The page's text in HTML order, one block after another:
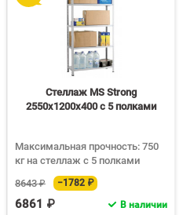
Стеллаж MS Strong
2550х1200х400 c 5 полками
Максимальная прочность: 750
кг на стеллаж с 5 полками
8643 ₽
−1782 ₽
6861 ₽
В наличии